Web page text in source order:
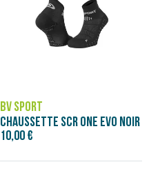
BV SPORT
CHAUSSETTE SCR ONE EVO NOIR
10,00 €